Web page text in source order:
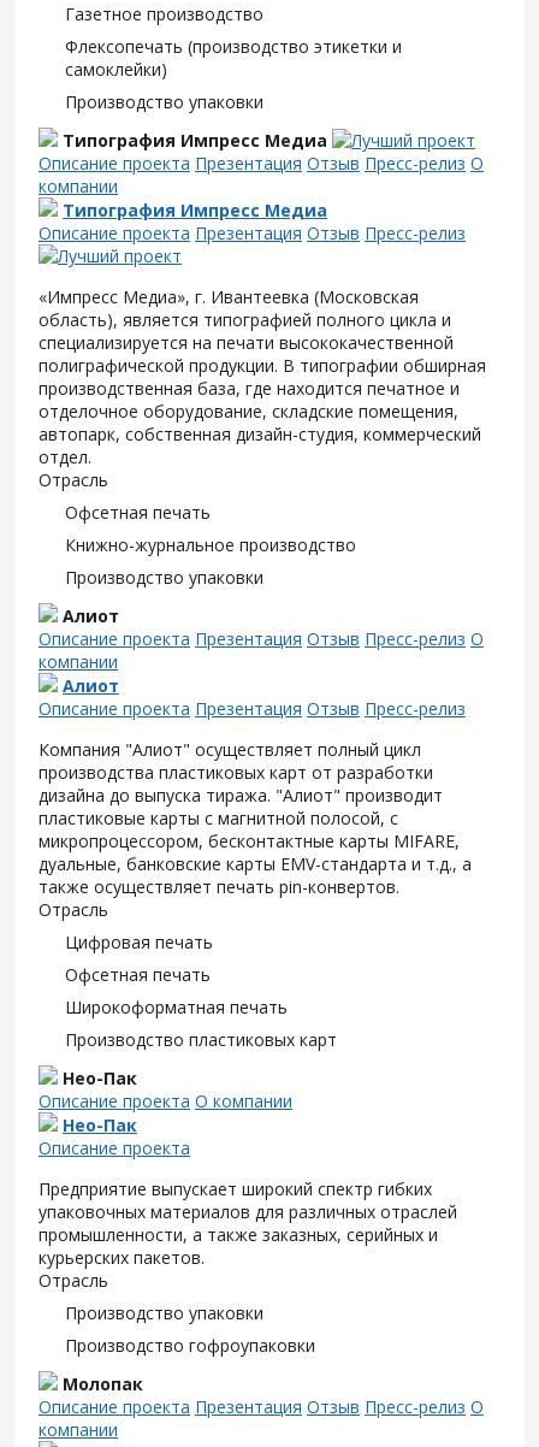
Газетное производство
Флексопечать (производство этикетки и
самоклейки)
Производство упаковки
Типография Импресс Медиа
Описание проекта Презентация Отзыв Пресс-релиз О
компании
Типография Импресс Медиа
Описание проекта Презентация Отзыв Пресс-релиз
«Импресс Медиа», г. Ивантеевка (Московская
область), является типографией полного цикла и
специализируется на печати высококачественной
полиграфической продукции. В типографии обширная
производственная база, где находится печатное и
отделочное оборудование, складские помещения,
автопарк, собственная дизайн-студия, коммерческий
отдел.
Отрасль
Офсетная печать
Книжно-журнальное производство
Производство упаковки
Алиот
Описание проекта Презентация Отзыв Пресс-релиз О
компании
Алиот
Описание проекта Презентация Отзыв Пресс-релиз
Компания "Алиот" осуществляет полный цикл
производства пластиковых карт от разработки
дизайна до выпуска тиража. "Алиот" производит
пластиковые карты с магнитной полосой, с
микропроцессором, бесконтактные карты MIFARE,
дуальные, банковские карты EMV-стандарта и т.д., а
также осуществляет печать pin-конвертов.
Отрасль
Цифровая печать
Офсетная печать
Широкоформатная печать
Производство пластиковых карт
Нео-Пак
Описание проекта О компании
Нео-Пак
Описание проекта
Предприятие выпускает широкий спектр гибких
упаковочных материалов для различных отраслей
промышленности, а также заказных, серийных и
курьерских пакетов.
Отрасль
Производство упаковки
Производство гофроупаковки
Молопак
Описание проекта Презентация Отзыв Пресс-релиз О
компании